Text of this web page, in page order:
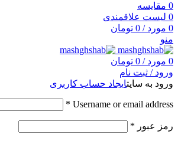
0 مقایسه
0 لیست علاقمندی
0 مورد /
0 تومان
منو
0 مورد /
0 تومان
ورود / ثبت نام
ورود به سایتایجاد حساب کاربری
Username or email address
*
رمز عبور *